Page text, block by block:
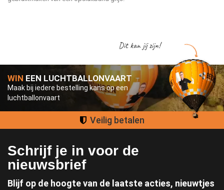
WIN EEN LUCHTBALLONVAART
Maak bij iedere bestelling kans op een
luchtballonvaart
Dit kan jij zijn!
Groot assortiment
Schrijf je in voor de
nieuwsbrief
Blijf op de hoogte van de laatste acties, nieuwtjes